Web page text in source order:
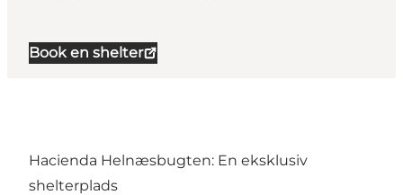
Book en shelter
Hacienda Helnæsbugten: En eksklusiv
shelterplads